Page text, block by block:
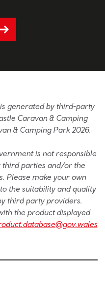
generated by third-party
Caravan & Camping
& Camping Park 2026.
is not responsible
parties and/or the
Please make your own
the suitability and quality
third party providers.
the product displayed